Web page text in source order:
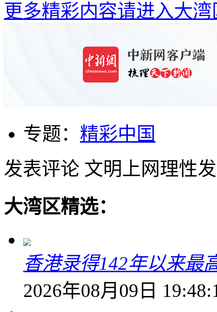
更多精彩内容请进入大湾
专题： 精彩中国
发表评论 文明上网理性
大湾区精选：
香港录得142年以来最
2026年08月09日